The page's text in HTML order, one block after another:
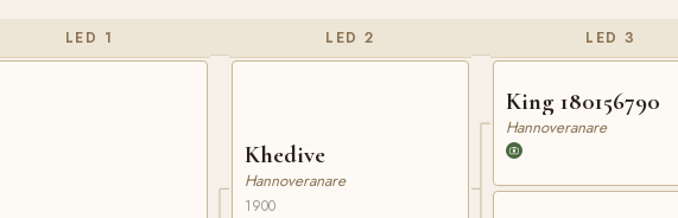
LED 1 LED 2
Khedive
Hannoveranare
1900
LED 3
King 180156790
Hannoveranare